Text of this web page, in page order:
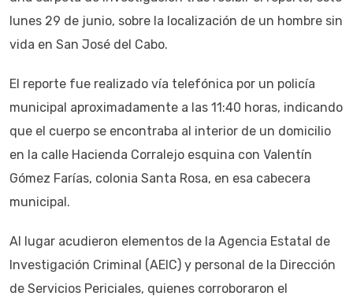
lunes 29 de junio, sobre la localización de un hombre sin
vida en San José del Cabo.
El reporte fue realizado vía telefónica por un policía
municipal aproximadamente a las 11:40 horas, indicando
que el cuerpo se encontraba al interior de un domicilio
en la calle Hacienda Corralejo esquina con Valentín
Gómez Farías, colonia Santa Rosa, en esa cabecera
municipal.
Al lugar acudieron elementos de la Agencia Estatal de
Investigación Criminal (AEIC) y personal de la Dirección
de Servicios Periciales, quienes corroboraron el